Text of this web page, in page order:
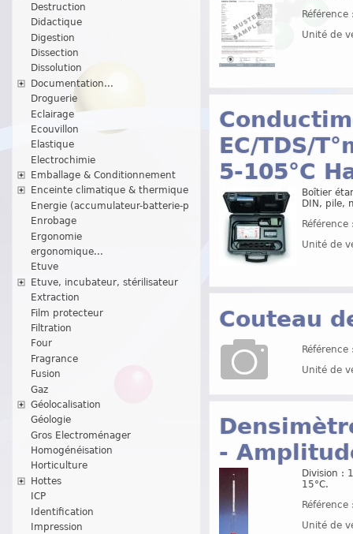
Destruction
Didactique
Digestion
Dissection
Dissolution
Documentation...
Droguerie
Eclairage
Ecouvillon
Elastique
Electrochimie
Emballage & Conditionnement
Enceinte climatique & thermique
Energie (accumulateur-batterie-p
Enrobage
Ergonomie
ergonomique...
Etuve
Etuve, incubateur, stérilisateur
Extraction
Film protecteur
Filtration
Four
Fragrance
Fusion
Gaz
Géolocalisation
Géologie
Gros Electroménager
Homogénéisation
Horticulture
Hottes
ICP
Identification
Impression
Unité de
EC/TDS/
5-105°C
Boîtier
DIN, pile,
Unité de
Couteau
Unité de
-
Division :
15°C.
Unité de